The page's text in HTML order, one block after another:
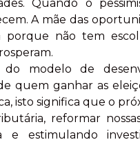
Quando o
A mãe das
não tem
modelo de
quem ganhar as
isto significa que o
reformar
estimulando